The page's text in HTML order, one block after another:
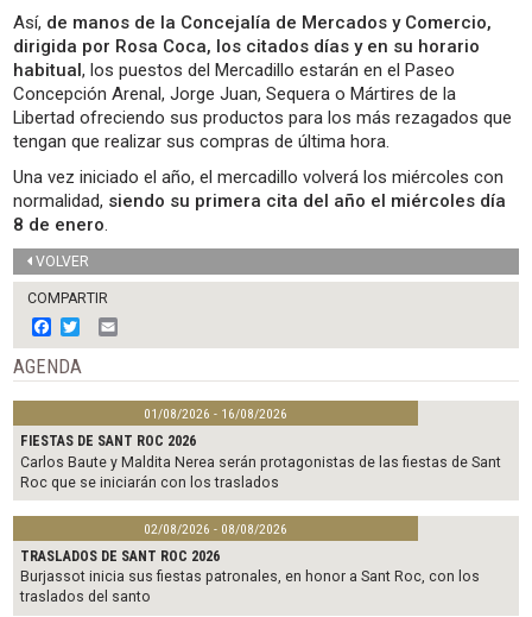
Así, de manos de la Concejalía de Mercados y Comercio,
dirigida por Rosa Coca, los citados días y en su horario
habitual, los puestos del Mercadillo estarán en el Paseo
Concepción Arenal, Jorge Juan, Sequera o Mártires de la
Libertad ofreciendo sus productos para los más rezagados que
tengan que realizar sus compras de última hora.
Una vez iniciado el año, el mercadillo volverá los miércoles con
normalidad, siendo su primera cita del año el miércoles día
8 de enero.
VOLVER
COMPARTIR
F
a
c
e
b
o
o
k
w
i
t
t
e
r
m
i
l
AGENDA
01/08/2026 - 16/08/2026
FIESTAS DE SANT ROC 2026
Carlos Baute y Maldita Nerea serán protagonistas de las fiestas de Sant
Roc que se iniciarán con los traslados
02/08/2026 - 08/08/2026
TRASLADOS DE SANT ROC 2026
Burjassot inicia sus fiestas patronales, en honor a Sant Roc, con los
traslados del santo